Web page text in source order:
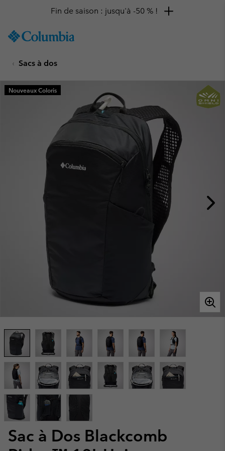
TO
SKIP
MAIN
NAV
Fin de saison : jusqu'à -50 % !
Sacs à dos
Sac à Dos Blackcomb
Nouveaux Coloris